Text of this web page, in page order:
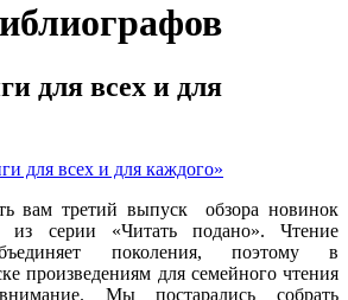
для всех и для
вам третий выпуск обзора новинок
из серии «Читать подано». Чтение
поколения, поэтому в
произведениям для семейного чтения
Мы постарались собрать